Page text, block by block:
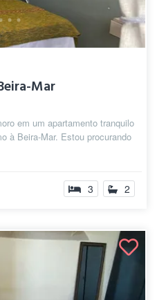
Mar
em um apartamento tranquilo
à Beira-Mar. Estou procurando
3 2